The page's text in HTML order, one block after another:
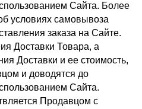
Сайта. Более
условиях самовывоза
заказа на Сайте.
Доставки Товара, а
Доставки и ее стоимость,
и доводятся до
Сайта.
Продавцом с